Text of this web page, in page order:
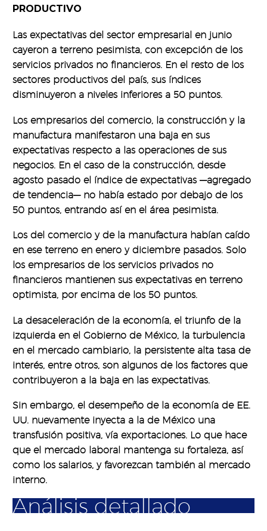
PRODUCTIVO
Las expectativas del sector empresarial en junio
cayeron a terreno pesimista, con excepción de los
servicios privados no financieros. En el resto de los
sectores productivos del país, sus índices
disminuyeron a niveles inferiores a 50 puntos.
Los empresarios del comercio, la construcción y la
manufactura manifestaron una baja en sus
expectativas respecto a las operaciones de sus
negocios. En el caso de la construcción, desde
agosto pasado el índice de expectativas —agregado
de tendencia— no había estado por debajo de los
50 puntos, entrando así en el área pesimista.
Los del comercio y de la manufactura habían caído
en ese terreno en enero y diciembre pasados. Solo
los empresarios de los servicios privados no
financieros mantienen sus expectativas en terreno
optimista, por encima de los 50 puntos.
La desaceleración de la economía, el triunfo de la
izquierda en el Gobierno de México, la turbulencia
en el mercado cambiario, la persistente alta tasa de
interés, entre otros, son algunos de los factores que
contribuyeron a la baja en las expectativas.
Sin embargo, el desempeño de la economía de EE.
UU. nuevamente inyecta a la de México una
transfusión positiva, vía exportaciones. Lo que hace
que el mercado laboral mantenga su fortaleza, así
como los salarios, y favorezcan también al mercado
interno.
Análisis detallado